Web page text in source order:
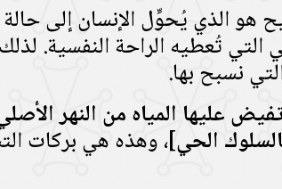
هو الذي يُحوِّل الإنسان إلى
التي تُعطيه الراحة النفسية.
نسبح بها.
عليها المياه من النهر
الحي]، وهذه هي بركات